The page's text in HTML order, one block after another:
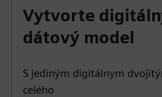
Vytvorte
dátový model
S jediným digitálnym
celého